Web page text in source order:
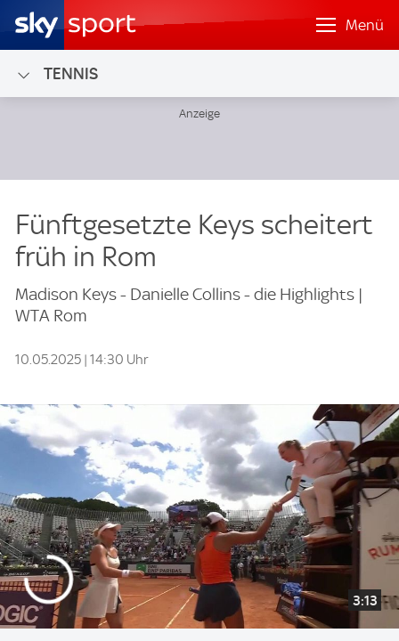
Menü
TENNIS
Fünftgesetzte Keys scheitert
früh in Rom
Madison Keys - Danielle Collins - die Highlights |
WTA Rom
10.05.2025 | 14:30 Uhr
3:13